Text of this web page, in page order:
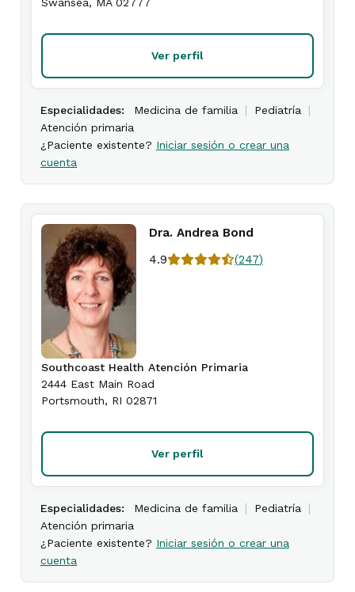
Ver perfil
Especialidades: Medicina de familia | Pediatría |
Atención primaria
¿Paciente existente? Iniciar sesión o crear una
cuenta
Dra. Andrea Bond
4.9
(247)
Southcoast Health Atención Primaria
2444 East Main Road
Portsmouth, RI 02871
Ver perfil
Especialidades: Medicina de familia | Pediatría |
Atención primaria
¿Paciente existente? Iniciar sesión o crear una
cuenta